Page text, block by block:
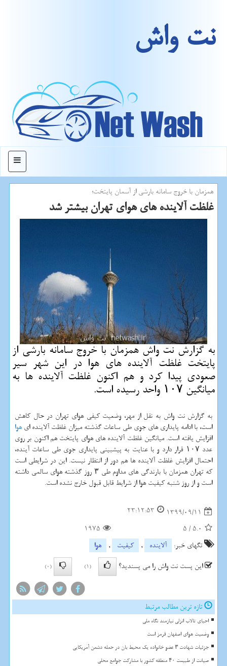
نت واش
منو
همزمان با خروج سامانه بارشی از آسمان پایتخت؛
غلظت آلاینده های هوای تهران بیشتر شد
به گزارش نت واش همزمان با خروج سامانه بارشی از
پایتخت غلظت آلاینده های هوا در این شهر سیر
صعودی پیدا كرد و هم اكنون غلظت آلاینده ها به
میانگین ۱۰۷ واحد رسیده است.
به گزارش نت واش به نقل از مهر، وضعیت کیفی هوای تهران در حال کاهش
است، با ادامه پایداری های جوی طی ساعات گذشته میزان غلظت آلاینده ایهوا
افزایش یافته است. میانگین غلظت آلاینده های هوای پایتخت هم اکنون بر روی
عدد ۱۰۷ قرار دارد و با عنایت به پیشبینی پایداری جوی طی ساعات آینده،
احتمال افزایش غلظت آلاینده ها هم دور از انتظار نیست. این در شرایطی است
که تهران همزمان با بارندگی های مداوم طی ۳ روز گذشته هوای سالمی داشته
است و از روز شنبه کیفیت هوا از شرایط قابل قبول خارج نشده است.
1399/09/11
23:12:53
5.0
/
5
1975
تگهای خبر:
آلاینده , كیفیت ,
هوا
این پست نت واش را می پسندید؟
(1)
(0)
تازه ترین مطالب مرتبط
احیای تالاب انزلی نیازمند نگاه ملی
وضعیت هوای اصفهان قرمز است
جزئیات شهادت ۳ عضو خانواده یک محیط بان در حمله دشمن آمریکایی
صیانت از طبیعت ۴۰ منطقه کشور با مشارکت جوامع محلی